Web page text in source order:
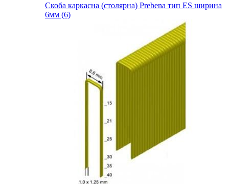
Скоба каркасна (столярна) Prebena тип ES ширина
6мм (6)